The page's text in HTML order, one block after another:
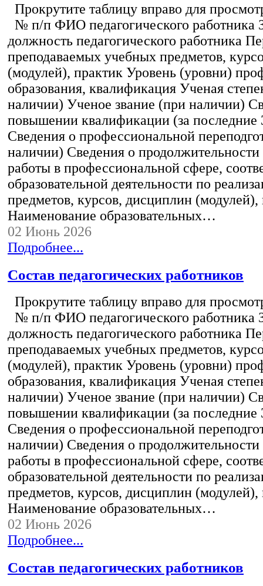
Прокрутите таблицу вправо для
№ п/п ФИО педагогического работника
должность педагогического работника
преподаваемых учебных предметов,
(модулей), практик Уровень (уровни)
образования, квалификация Ученая
наличии) Ученое звание (при наличии)
повышении квалификации (за последние
Сведения о профессиональной
наличии) Сведения о
работы в профессиональной сфере,
образовательной деятельности по
предметов, курсов, дисциплин (модулей),
Наименование образовательных…
02 Июнь 2026
Подробнее...
Состав педагогических работников
Прокрутите таблицу вправо для
№ п/п ФИО педагогического работника
должность педагогического работника
преподаваемых учебных предметов,
(модулей), практик Уровень (уровни)
образования, квалификация Ученая
наличии) Ученое звание (при наличии)
повышении квалификации (за последние
Сведения о профессиональной
наличии) Сведения о
работы в профессиональной сфере,
образовательной деятельности по
предметов, курсов, дисциплин (модулей),
Наименование образовательных…
02 Июнь 2026
Подробнее...
Состав педагогических работников